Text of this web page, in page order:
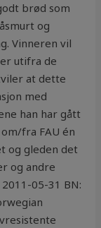
brød som
og
Vinneren vil
utifra de
at dette
med
han har gått
fra FAU én
og gleden det
og andre
05-31 BN: